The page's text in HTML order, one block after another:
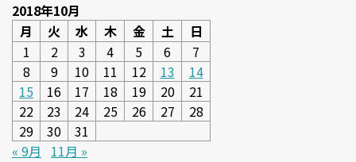
2018年10月
月
火 水 木 金 土
日
1
2 3 4 5 6
7
8
9 10 11 12 13
14
15
16 17 18 19 20
21
22
23 24 25 26 27
28
29
30
31
« 9月
11月 »